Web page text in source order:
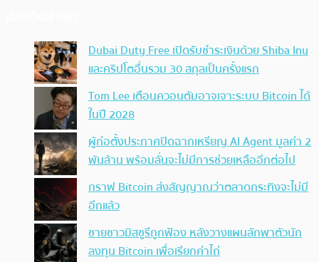
Dubai Duty Free เปิดรับชำระเงินด้วย Shiba Inu
และคริปโตอื่นรวม 30 สกุลเป็นครั้งแรก
Tom Lee เตือนควอนตัมอาจเจาะระบบ Bitcoin ได้
ในปี 2028
ผู้ก่อตั้งประกาศปิดฉากเหรียญ AI Agent มูลค่า 2
พันล้าน พร้อมลั่นจะไม่มีการช่วยเหลืออีกต่อไป
กราฟ Bitcoin ส่งสัญญาณว่าตลาดกระทิงจะไม่มี
อีกแล้ว
ชายชาวมิสซูรีถูกฟ้อง หลังวางแผนลักพาตัวนัก
ลงทุน Bitcoin เพื่อเรียกค่าไถ่